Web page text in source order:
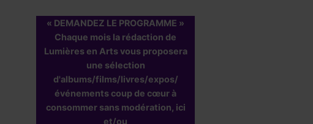
« DEMANDEZ LE PROGRAMME »
Chaque mois la rédaction de
Lumières en Arts vous proposera
une sélection
d'albums/films/livres/expos/
événements coup de cœur à
consommer sans modération, ici
et/ou